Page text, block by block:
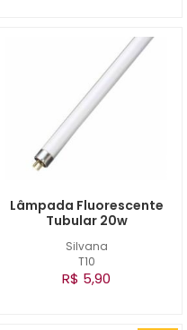
Silvana
T10
Lâmpada Fluorescente
Tubular 20w
R$ 5,90